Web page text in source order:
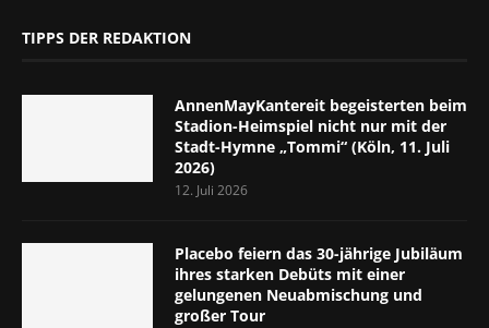
TIPPS DER REDAKTION
AnnenMayKantereit begeisterten beim
Stadion-Heimspiel nicht nur mit der
Stadt-Hymne „Tommi“ (Köln, 11. Juli
2026)
12. Juli 2026
Placebo feiern das 30-jährige Jubiläum
ihres starken Debüts mit einer
gelungenen Neuabmischung und
großer Tour